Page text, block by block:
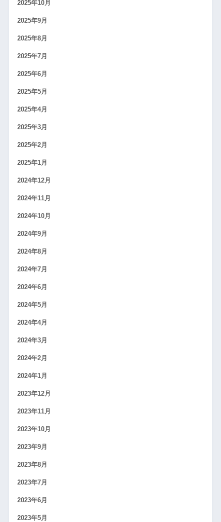
2025年10月
2025年9月
2025年8月
2025年7月
2025年6月
2025年5月
2025年4月
2025年3月
2025年2月
2025年1月
2024年12月
2024年11月
2024年10月
2024年9月
2024年8月
2024年7月
2024年6月
2024年5月
2024年4月
2024年3月
2024年2月
2024年1月
2023年12月
2023年11月
2023年10月
2023年9月
2023年8月
2023年7月
2023年6月
2023年5月